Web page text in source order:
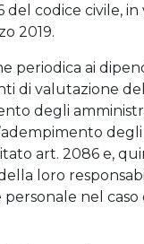
del codice civile, in
2019.
periodica ai
di valutazione del
degli
art. 2086 e,
della loro
personale nel